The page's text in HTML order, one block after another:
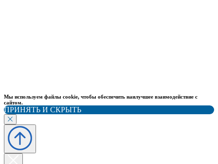
Мы используем файлы cookie, чтобы обеспечить наилучшее взаимодействие с
сайтом.
ПРИНЯТЬ И СКРЫТЬ